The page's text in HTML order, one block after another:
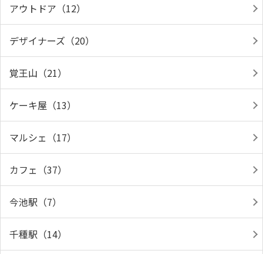
アウトドア（12）
デザイナーズ（20）
覚王山（21）
ケーキ屋（13）
マルシェ（17）
カフェ（37）
今池駅（7）
千種駅（14）